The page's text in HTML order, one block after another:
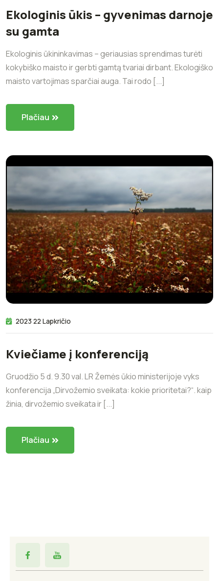
Ekologinis ūkis – gyvenimas darnoje
su gamta
Ekologinis ūkininkavimas – geriausias sprendimas turėti
kokybiško maisto ir gerbti gamtą tvariai dirbant. Ekologiško
maisto vartojimas sparčiai auga. Tai rodo [...]
Plačiau
2023 22 Lapkričio
Kviečiame į konferenciją
Gruodžio 5 d. 9.30 val. LR Žemės ūkio ministerijoje vyks
konferencija „Dirvožemio sveikata: kokie prioritetai?“. kaip
žinia, dirvožemio sveikata ir [...]
Plačiau